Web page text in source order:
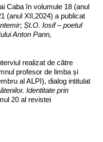
Caba în volumule 18 (anul
(anul XII,2024) a publicat
; Șt.O. Iosif – poetul
Anton Pann,
realizat de către
profesor de limba și
al ALPI), dialog intitulat
Identitate prin
20 al revistei